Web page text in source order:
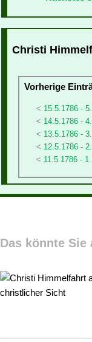
Christi
Vorherige
15.5.1786 -
14.5.1786 -
13.5.1786 -
12.5.1786 -
11.5.1786 -
Das könnte